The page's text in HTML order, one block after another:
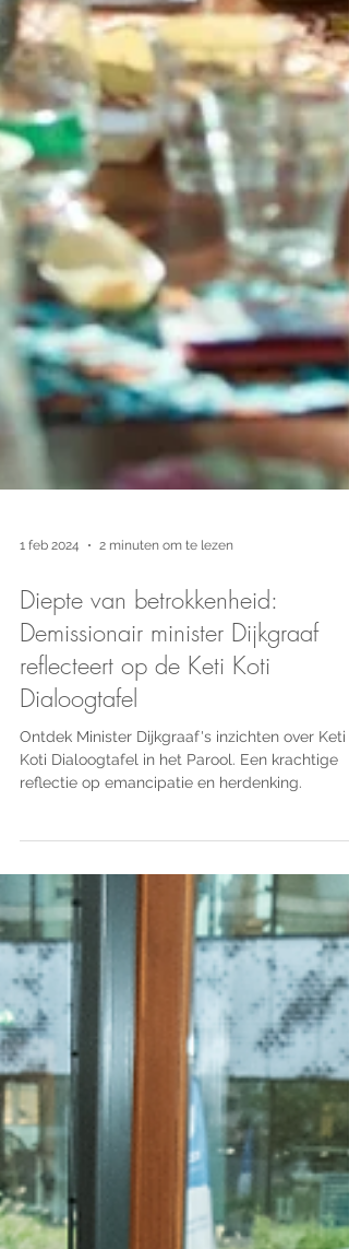
1 feb 2024 2 minuten om te lezen
Demissionair minister Dijkgraaf
reflecteert op de Keti Koti
Dialoogtafel
Ontdek Minister Dijkgraaf's inzichten over Keti
Koti Dialoogtafel in het Parool. Een krachtige
reflectie op emancipatie en herdenking.